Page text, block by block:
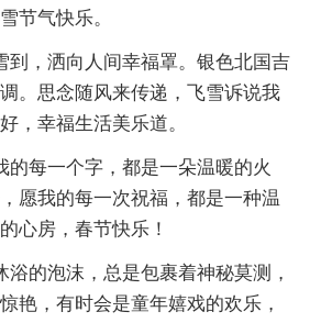
节气快乐。
到，洒向人间幸福罩。银色北国吉
。思念随风来传递，飞雪诉说我
，幸福生活美乐道。
的每一个字，都是一朵温暖的火
愿我的每一次祝福，都是一种温
心房，春节快乐！
浴的泡沫，总是包裹着神秘莫测，
艳，有时会是童年嬉戏的欢乐，